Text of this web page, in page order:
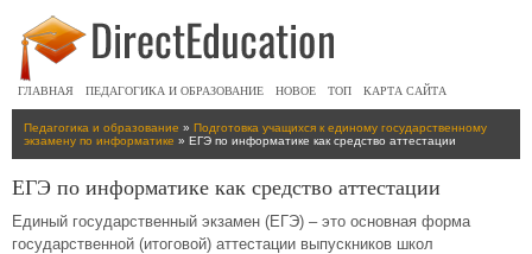
ГЛАВНАЯ ПЕДАГОГИКА И ОБРАЗОВАНИЕ НОВОЕ ТОП КАРТА САЙТА
Педагогика и образование » Подготовка учащихся к единому государственному
экзамену по информатике » ЕГЭ по информатике как средство аттестации
ЕГЭ по информатике как средство аттестации
Единый государственный экзамен (ЕГЭ) – это основная форма
государственной (итоговой) аттестации выпускников школ